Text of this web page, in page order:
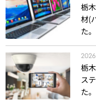
栃
材(
た
栃
ス
た